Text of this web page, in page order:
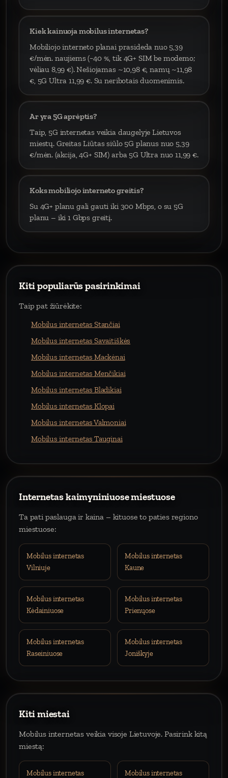
Kiek kainuoja mobilus internetas?
Mobiliojo interneto planai prasideda nuo 5,39
€/mėn. naujiems (−40 %, tik 4G+ SIM be modemo;
vėliau 8,99 €). Nešiojamas ~10,98 €, namų ~11,98
€, 5G Ultra 11,99 €. Su neribotais duomenimis.
Ar yra 5G aprėptis?
Taip, 5G internetas veikia daugelyje Lietuvos
miestų. Greitas Liūtas siūlo 5G planus nuo 5,39
€/mėn. (akcija, 4G+ SIM) arba 5G Ultra nuo 11,99 €.
Koks mobiliojo interneto greitis?
Su 4G+ planu gali gauti iki 300 Mbps, o su 5G
planu – iki 1 Gbps greitį.
Kiti populiarūs pasirinkimai
Taip pat žiūrėkite:
Mobilus internetas Stančiai
Mobilus internetas Savaitiškės
Mobilus internetas Mackėnai
Mobilus internetas Menčikiai
Mobilus internetas Bladikiai
Mobilus internetas Klopai
Mobilus internetas Valmoniai
Mobilus internetas Tauginai
Internetas kaimyniniuose miestuose
Ta pati paslauga ir kaina – kituose to paties regiono
miestuose:
Mobilus internetas
Vilniuje
Mobilus internetas
Kaune
Mobilus internetas
Kėdainiuose
Mobilus internetas
Prienųose
Mobilus internetas
Raseiniuose
Mobilus internetas
Joniškyje
Kiti miestai
Mobilus internetas veikia visoje Lietuvoje. Pasirink kitą
miestą:
Mobilus internetas
Mobilus internetas